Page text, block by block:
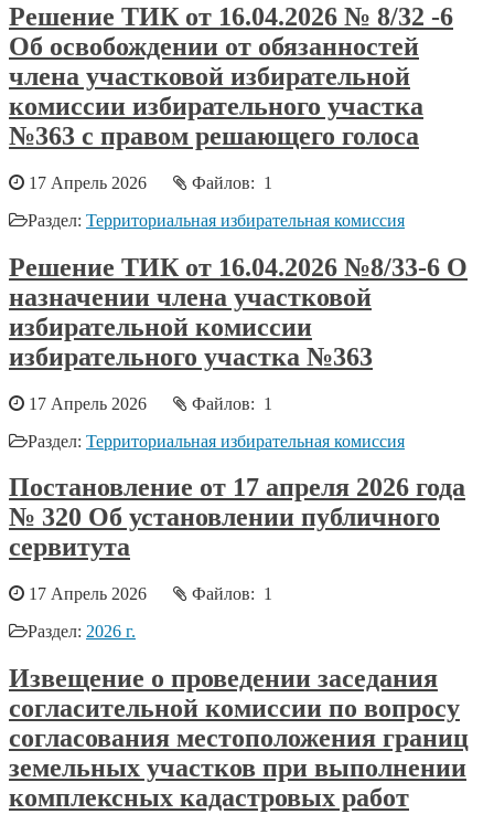
Решение ТИК от 16.04.2026 № 8/32 -6
Об освобождении от обязанностей
члена участковой избирательной
комиссии избирательного участка
№363 с правом решающего голоса
17 Апрель 2026
Файлов: 1
Раздел: Территориальная избирательная комиссия
Решение ТИК от 16.04.2026 №8/33-6 О
назначении члена участковой
избирательной комиссии
избирательного участка №363
17 Апрель 2026
Файлов: 1
Раздел: Территориальная избирательная комиссия
Постановление от 17 апреля 2026 года
№ 320 Об установлении публичного
сервитута
17 Апрель 2026
Файлов: 1
Раздел: 2026 г.
Извещение о проведении заседания
согласительной комиссии по вопросу
согласования местоположения границ
земельных участков при выполнении
комплексных кадастровых работ